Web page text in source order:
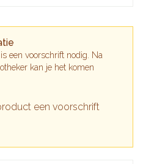
een voorschrift nodig. Na
kan je het komen
een voorschrift